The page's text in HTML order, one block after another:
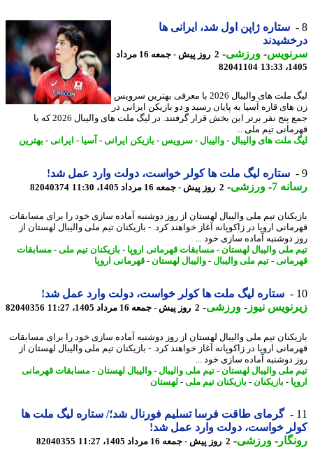
ستاره ژاپن اول شد، ایرانی ها
-ورزشی-
2 روز پیش - جمعه 16 مرداد
82041104
لیگ ملت های والیبال 2026 با معرفی بهترین سرویس
قاره آسیا به پایان رسید و دو بازیکن ایرانی در
جمع پنج نفر برتر این بخش قرار گرفتند. در لیگ ملت های والیبال 2026 که با
تیم ملی ...
ملت های والیبال-والیبال-سرویس-بازیکن ایرانی- آسیا -ایرانی- بهترین
ستاره لیگ ملت ها کولر خواست، دولت وارد عمل شد!
7
-ورزشی-2 روز پیش - جمعه 16 مرداد 1405، 11:30 82040374
تیم ملی والیبال لهستان از روز دوشنبه آماده سازی خود را برای مسابقات
اروپا در زاکوپانه آغاز خواهند کرد. - بازیکنان تیم ملی والیبال لهستان از
دوشنبه آماده سازی خود ...
ملی والیبال لهستان-مسابقات قهرمانی اروپا - بازیکنان تیم ملی -مسابقات
-تیم ملی والیبال-والیبال لهستان-قهرمانی اروپا
ستاره لیگ ملت ها کولر خواست، دولت وارد عمل شد!
نیوز-ورزشی-2 روز پیش - جمعه 16 مرداد 1405، 11:27 82040356
تیم ملی والیبال لهستان از روز دوشنبه آماده سازی خود را برای مسابقات
اروپا در زاکوپانه آغاز خواهند کرد. - بازیکنان تیم ملی والیبال لهستان از
دوشنبه آماده سازی خود ...
ملی والیبال لهستان-تیم ملی والیبال-والیبال لهستان-مسابقات قهرمانی
- بازیکنان-بازیکنان تیم ملی -لهستان
گرمای طاقت فرسا تسلیم فورنال شد؛/ ستاره لیگ ملت ها
خواست، دولت وارد عمل شد!
-ورزشی-2 روز پیش - جمعه 16 مرداد 1405، 11:27 82040355